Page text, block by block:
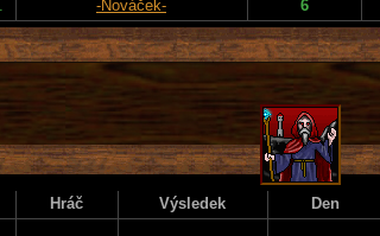
-Nováček- 6
Hráč Výsledek Den